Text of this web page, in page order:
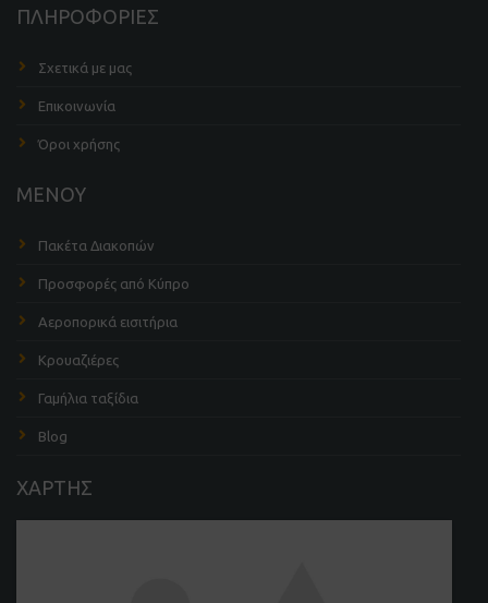
ΠΛΗΡΟΦΟΡΙΕΣ
Σχετικά με μας
Επικοινωνία
Όροι χρήσης
ΜΕΝΟΥ
Πακέτα Διακοπών
Προσφορές από Κύπρο
Αεροπορικά εισιτήρια
Κρουαζιέρες
Γαμήλια ταξίδια
Blog
ΧΑΡΤΗΣ